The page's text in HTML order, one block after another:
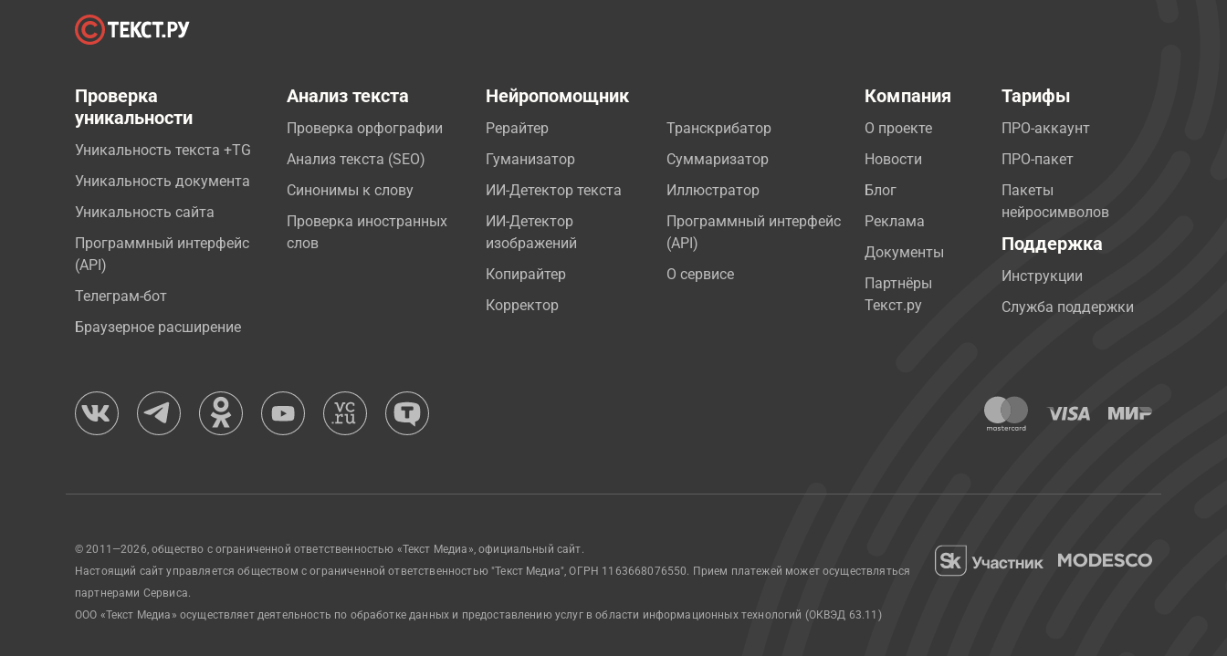
Проверка
уникальности
Уникальность текста +TG
Уникальность документа
Уникальность сайта
Программный интерфейс
(API)
Телеграм-бот
Браузерное расширение
Анализ текста
Проверка орфографии
Анализ текста (SEO)
Синонимы к слову
Проверка иностранных
слов
Нейропомощник
Рерайтер
Гуманизатор
ИИ-Детектор текста
ИИ-Детектор
изображений
Копирайтер
Корректор
Транскрибатор
Суммаризатор
Иллюстратор
Программный интерфейс
(API)
О сервисе
Компания
О проекте
Новости
Блог
Реклама
Документы
Партнёры
Текст.ру
Тарифы
ПРО-аккаунт
ПРО-пакет
Пакеты
нейросимволов
Поддержка
Инструкции
Служба поддержки
© 2011—2026, общество с ограниченной ответственностью «Текст Медиа», официальный сайт.
Настоящий сайт управляется обществом с ограниченной ответственностью "Текст Медиа", ОГРН 1163668076550. Прием платежей может осуществляться
партнерами Сервиса.
ООО «Текст Медиа» осуществляет деятельность по обработке данных и предоставлению услуг в области информационных технологий (ОКВЭД 63.11)